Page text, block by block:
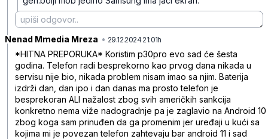
Nenad Mmedia Mreza • 29.12.2024 21:01h
*HITNA PREPORUKA* Koristim p30pro evo sad će šesta
godina. Telefon radi besprekorno kao prvog dana nikada u
servisu nije bio, nikada problem nisam imao sa njim. Baterija
izdrži dan, dan ipo i dan danas ma prosto telefon je
besprekoran ALI nažalost zbog svih američkih sankcija
konkretno nema viže nadogradnje pa je zaglavio na Android 10
zbog koga sam prinuđen da ga promenim jer uređaji u kući sa
kojima mi je povezan telefon zahtevaju bar android 11 i sad